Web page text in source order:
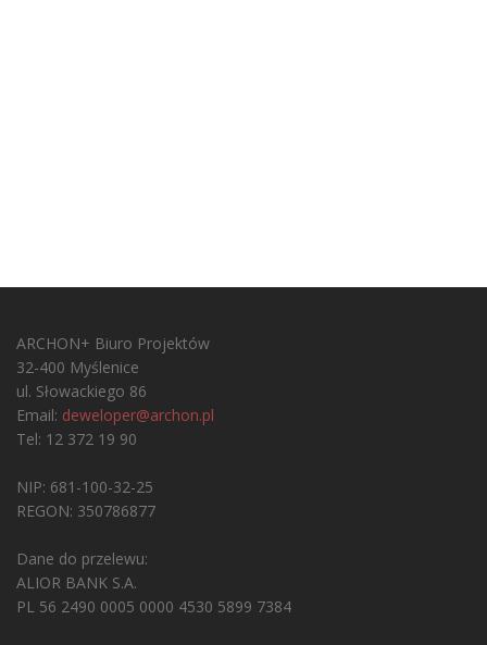
ARCHON+ Biuro Projektów
32-400 Myślenice
ul. Słowackiego 86
Email: deweloper@archon.pl
Tel: 12 372 19 90
NIP: 681-100-32-25
REGON: 350786877
Dane do przelewu:
ALIOR BANK S.A.
PL 56 2490 0005 0000 4530 5899 7384